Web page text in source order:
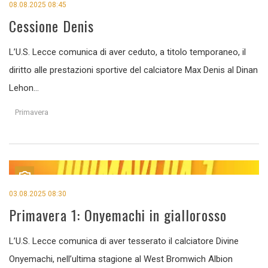
08.08.2025 08:45
Cessione Denis
L’U.S. Lecce comunica di aver ceduto, a titolo temporaneo, il
diritto alle prestazioni sportive del calciatore Max Denis al Dinan
Lehon...
Primavera
03.08.2025 08:30
Primavera 1: Onyemachi in giallorosso
L’U.S. Lecce comunica di aver tesserato il calciatore Divine
Onyemachi, nell’ultima stagione al West Bromwich Albion